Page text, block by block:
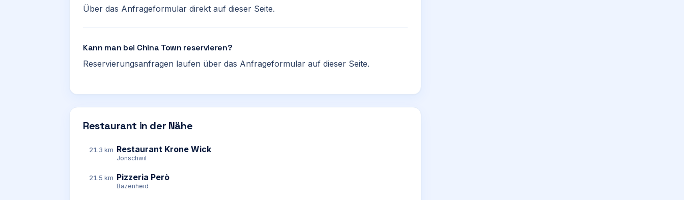
Über das Anfrageformular direkt auf dieser Seite.
Kann man bei China Town reservieren?
Reservierungsanfragen laufen über das Anfrageformular auf dieser Seite.
Restaurant in der Nähe
21.3 km Restaurant Krone Wick
Jonschwil
21.5 km Pizzeria Però
Bazenheid